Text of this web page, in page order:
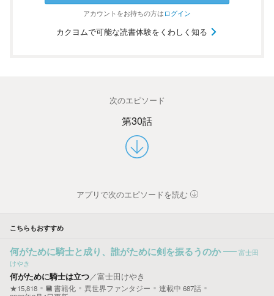
アカウントをお持ちの方はログイン
カクヨムで可能な読書体験をくわしく知る
次のエピソード
第30話
アプリで次のエピソードを読む
こちらもおすすめ
何がために騎士と成り、誰がために剣を振るうのか
富士田
けやき
何がために騎士は立つ／富士田けやき
★15,818 書籍化 異世界ファンタジー 連載中 687話